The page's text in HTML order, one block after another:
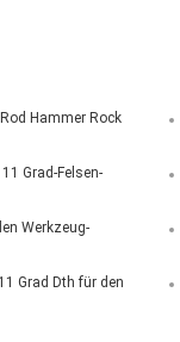
Hammer Rock
Grad-Felsen-
Werkzeug-
Grad Dth für den